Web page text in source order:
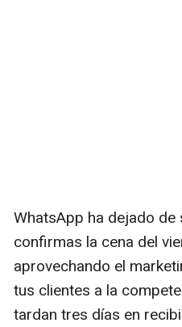
WhatsApp ha dejado
confirmas la cena del
aprovechando el
tus clientes a la
tardan tres días en